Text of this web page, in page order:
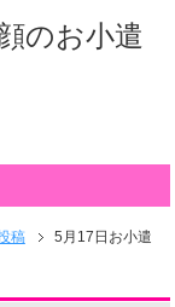
のお小遣
稿
5月17日お小遣